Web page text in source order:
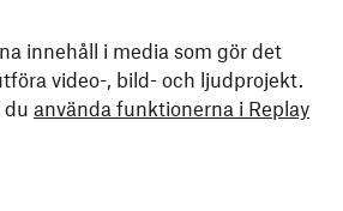
innehåll i media som gör det
video-, bild- och ljudprojekt.
du använda funktionerna i Replay